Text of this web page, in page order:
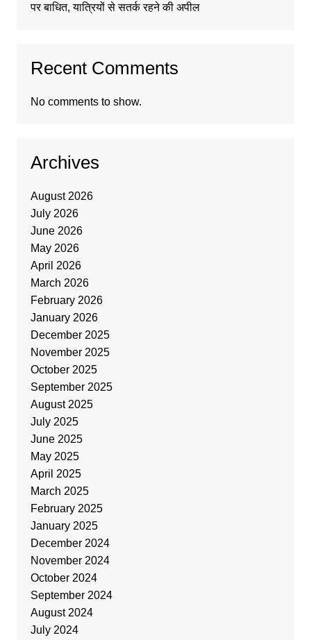
पर बाधित, यात्रियों से सतर्क रहने की अपील
Recent Comments
No comments to show.
Archives
August 2026
July 2026
June 2026
May 2026
April 2026
March 2026
February 2026
January 2026
December 2025
November 2025
October 2025
September 2025
August 2025
July 2025
June 2025
May 2025
April 2025
March 2025
February 2025
January 2025
December 2024
November 2024
October 2024
September 2024
August 2024
July 2024